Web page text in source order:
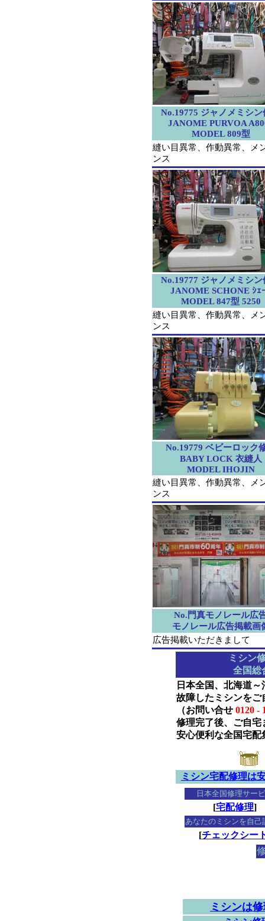
No.19775 ジャノメミシン
JANOME PURVOA
MODEL 809型
縫い目異常、作動異常、メ
ンス
No.19777 ジャノメミシン
JANOME SCHONE ｼｪ
MODEL 847型 5250
縫い目異常、作動異常、メ
ンス
No.19779 ベビーロック
BABY LOCK 衣縫人
MODEL IHOJIN
縫い目異常、作動異常、メ
ンス
No.門真モノレール広
モノレール広告掲載画
広告掲載いただきまして
ミシン
全国総
日本全国、北海道
故障したミシンをご
（お問い合せ 0120 -
修理完了後、ご自宅
安心便利な全国宅配
ミシン宅配修理は
日本全国修理サー
[宅配修理]
あなたのミシンを自己
[チェックシー
ミシンは